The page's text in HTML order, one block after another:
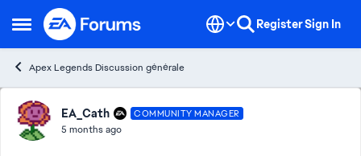
Open Side Menu
Skip to content RegisterSign In
Apex Legends Discussion générale
Forum Discussion
EA_Cath COMMUNITY MANAGER
5 months ago